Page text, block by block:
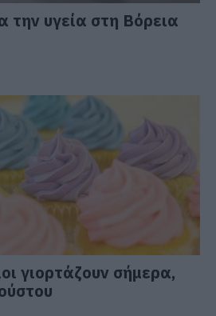
την υγεία στη Βόρεια
γιορτάζουν σήμερα,